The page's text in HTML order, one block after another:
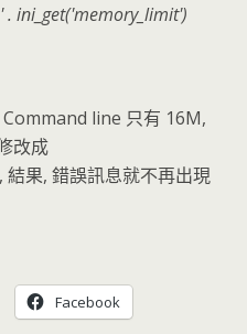
. ini_get('memory_limit')
line 只有 16M,
改成
果, 錯誤訊息就不再出現
Facebook